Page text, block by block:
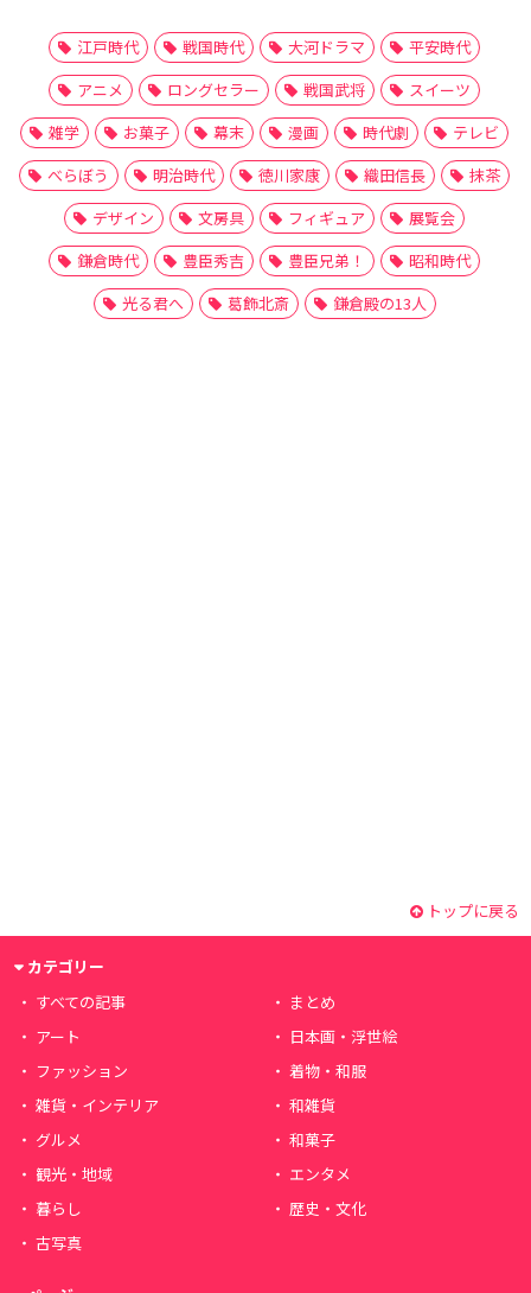
江戸時代 戦国時代 大河ドラマ
平安時代
アニメ
ロングセラー 戦国武将
スイーツ
雑学
お菓子 幕末 漫画 時代劇
テレビ
べらぼう
明治時代 徳川家康 織田信長
抹茶
デザイン
文房具 フィギュア
展覧会
鎌倉時代
豊臣秀吉 豊臣兄弟！
昭和時代
光る君へ
葛飾北斎 鎌倉殿の13人
トップに戻る
カテゴリー
すべての記事
まとめ
アート
日本画・浮世絵
ファッション
着物・和服
雑貨・インテリア
和雑貨
グルメ
和菓子
観光・地域
エンタメ
暮らし
歴史・文化
古写真